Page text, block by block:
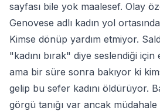
sayfası bile yok maalesef. Olay
Genovese adlı kadın yol
Kimse dönüp yardım etmiyor.
"kadını bırak" diye seslendiği
ama bir süre sonra bakıyor ki
gelip bu sefer kadını öldürüyor.
görgü tanığı var ancak